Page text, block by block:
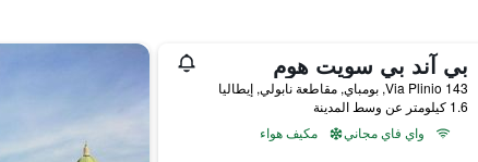
بي آند بي سويت هوم
Via Plinio 143, بومباي, مقاطعة نابولي, إيطاليا
1.6 كيلومتر عن وسط المدينة
واي فاي مجاني
مكيف هواء